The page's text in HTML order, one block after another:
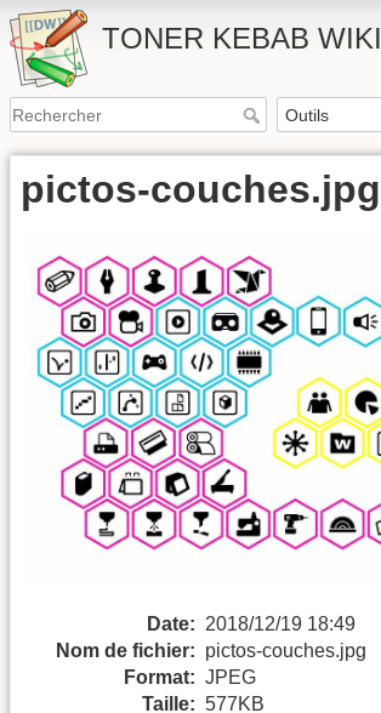
TONER KEBAB WIKI
pictos-couches.jpg
Date: 2018/12/19 18:49
Nom de fichier: pictos-couches.jpg
Format: JPEG
Taille: 577KB